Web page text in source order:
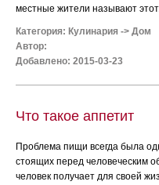
местные жители называют
Категория: Кулинария -> Дом
Автор:
Добавлено: 2015-03-23
Что такое аппетит
Проблема пищи всегда была
стоящих перед человеческим
человек получает для своей